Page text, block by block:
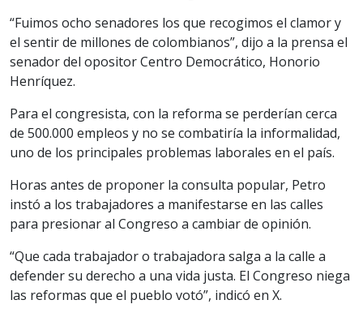
“Fuimos ocho senadores los que recogimos el clamor y
el sentir de millones de colombianos”, dijo a la prensa el
senador del opositor Centro Democrático, Honorio
Henríquez.
Para el congresista, con la reforma se perderían cerca
de 500.000 empleos y no se combatiría la informalidad,
uno de los principales problemas laborales en el país.
Horas antes de proponer la consulta popular, Petro
instó a los trabajadores a manifestarse en las calles
para presionar al Congreso a cambiar de opinión.
“Que cada trabajador o trabajadora salga a la calle a
defender su derecho a una vida justa. El Congreso niega
las reformas que el pueblo votó”, indicó en X.